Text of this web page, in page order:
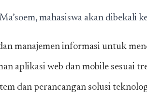
mahasiswa akan dibekali
manajemen informasi untuk
aplikasi web dan mobile sesuai
dan perancangan solusi